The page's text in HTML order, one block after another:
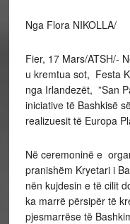
Nga Flora NIKOLLA/
Fier, 17 Mars/ATSH/-
u kremtua sot, Festa
nga Irlandezët, ”San
iniciative të Bashkisë
realizuesit të Europa
Në ceremoninë e
pranishëm Kryetari i
nën kujdesin e të cilit
ka marrë përsipër të
pjesmarrëse të